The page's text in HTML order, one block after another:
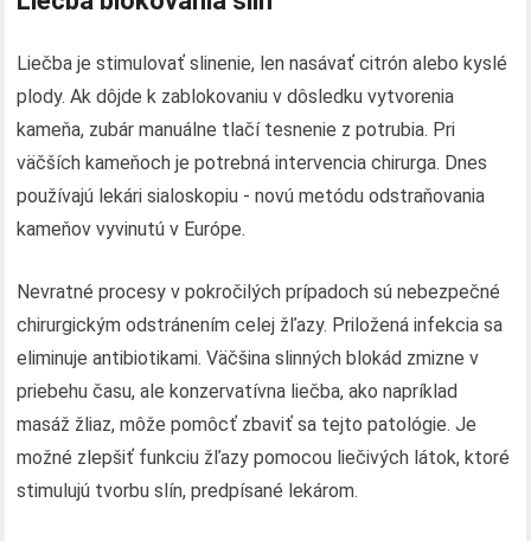
Liečba je stimulovať slinenie, len nasávať citrón alebo kyslé
plody. Ak dôjde k zablokovaniu v dôsledku vytvorenia
kameňa, zubár manuálne tlačí tesnenie z potrubia. Pri
väčších kameňoch je potrebná intervencia chirurga. Dnes
používajú lekári sialoskopiu - novú metódu odstraňovania
kameňov vyvinutú v Európe.
Nevratné procesy v pokročilých prípadoch sú nebezpečné
chirurgickým odstránením celej žľazy. Priložená infekcia sa
eliminuje antibiotikami. Väčšina slinných blokád zmizne v
priebehu času, ale konzervatívna liečba, ako napríklad
masáž žliaz, môže pomôcť zbaviť sa tejto patológie. Je
možné zlepšiť funkciu žľazy pomocou liečivých látok, ktoré
stimulujú tvorbu slín, predpísané lekárom.